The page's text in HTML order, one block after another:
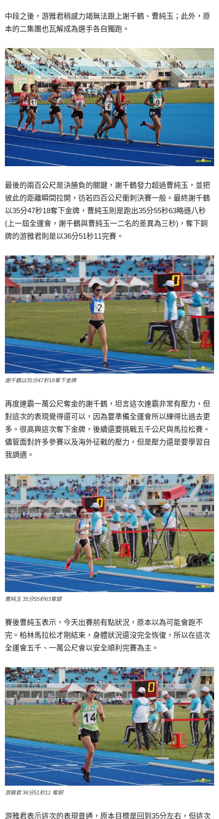
中段之後，游雅君稍感力竭無法跟上謝千鶴、曹純玉；此外，原
本的二集團也瓦解成為選手各自獨跑。
最後的兩百公尺是決勝負的關鍵，謝千鶴發力超過曹純玉，並把
彼此的距離瞬間拉開，彷若四百公尺衝刺決賽一般。最終謝千鶴
以35分47秒18奪下金牌，曹純玉則是跑出35分55秒63略遜八秒
(上一屆全運會，謝千鶴與曹純玉一二名的差異為三秒)，奪下銅
牌的游雅君則是以36分51秒11完賽。
謝千鶴以35分47秒18奪下金牌
再度連霸一萬公尺奪金的謝千鶴，坦言這次連霸非常有壓力，但
對這次的表現覺得還可以，因為要準備全運會所以練得比過去更
多。很高興這次奪下金牌，後續還要挑戰五千公尺與馬拉松賽。
儘管面對許多參賽以及海外征戰的壓力，但是壓力還是要學習自
我調適。
曹純玉 35分55秒63奪銀
賽後曹純玉表示，今天出賽前有點狀況，原本以為可能會跑不
完。柏林馬拉松才剛結束，身體狀況還沒完全恢復，所以在這次
全運會五千、一萬公尺會以安全順利完賽為主。
游雅君 36分51秒11 奪銅
游雅君表示這次的表現普通，原本目標是回到35分左右，但這次